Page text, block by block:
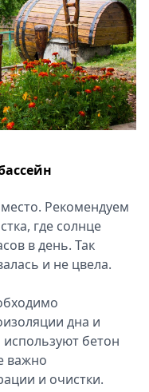
Рекомендуем
где солнце
в день. Так
и не цвела.
дна и
бетон
важно
и очистки.